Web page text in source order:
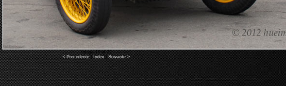
Image 16 of 22
< Precedente| Index| Suivante >